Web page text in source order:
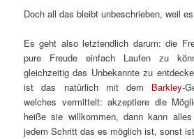
Doch all das bleibt unbeschrieben, weil
Es geht also letztendlich darum: die
pure Freude einfach Laufen zu
gleichzeitig das Unbekannte zu
ist das natürlich mit dem Barkley-
welches vermittelt: akzeptiere die
heiße sie willkommen, dann kann
jedem Schritt das es möglich ist, sonst